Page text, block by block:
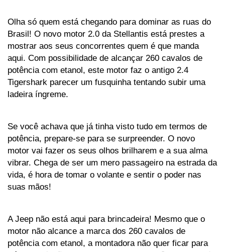
Olha só quem está chegando para dominar as ruas do
Brasil! O novo motor 2.0 da Stellantis está prestes a
mostrar aos seus concorrentes quem é que manda
aqui. Com possibilidade de alcançar 260 cavalos de
potência com etanol, este motor faz o antigo 2.4
Tigershark parecer um fusquinha tentando subir uma
ladeira íngreme.
Se você achava que já tinha visto tudo em termos de
potência, prepare-se para se surpreender. O novo
motor vai fazer os seus olhos brilharem e a sua alma
vibrar. Chega de ser um mero passageiro na estrada da
vida, é hora de tomar o volante e sentir o poder nas
suas mãos!
A Jeep não está aqui para brincadeira! Mesmo que o
motor não alcance a marca dos 260 cavalos de
potência com etanol, a montadora não quer ficar para